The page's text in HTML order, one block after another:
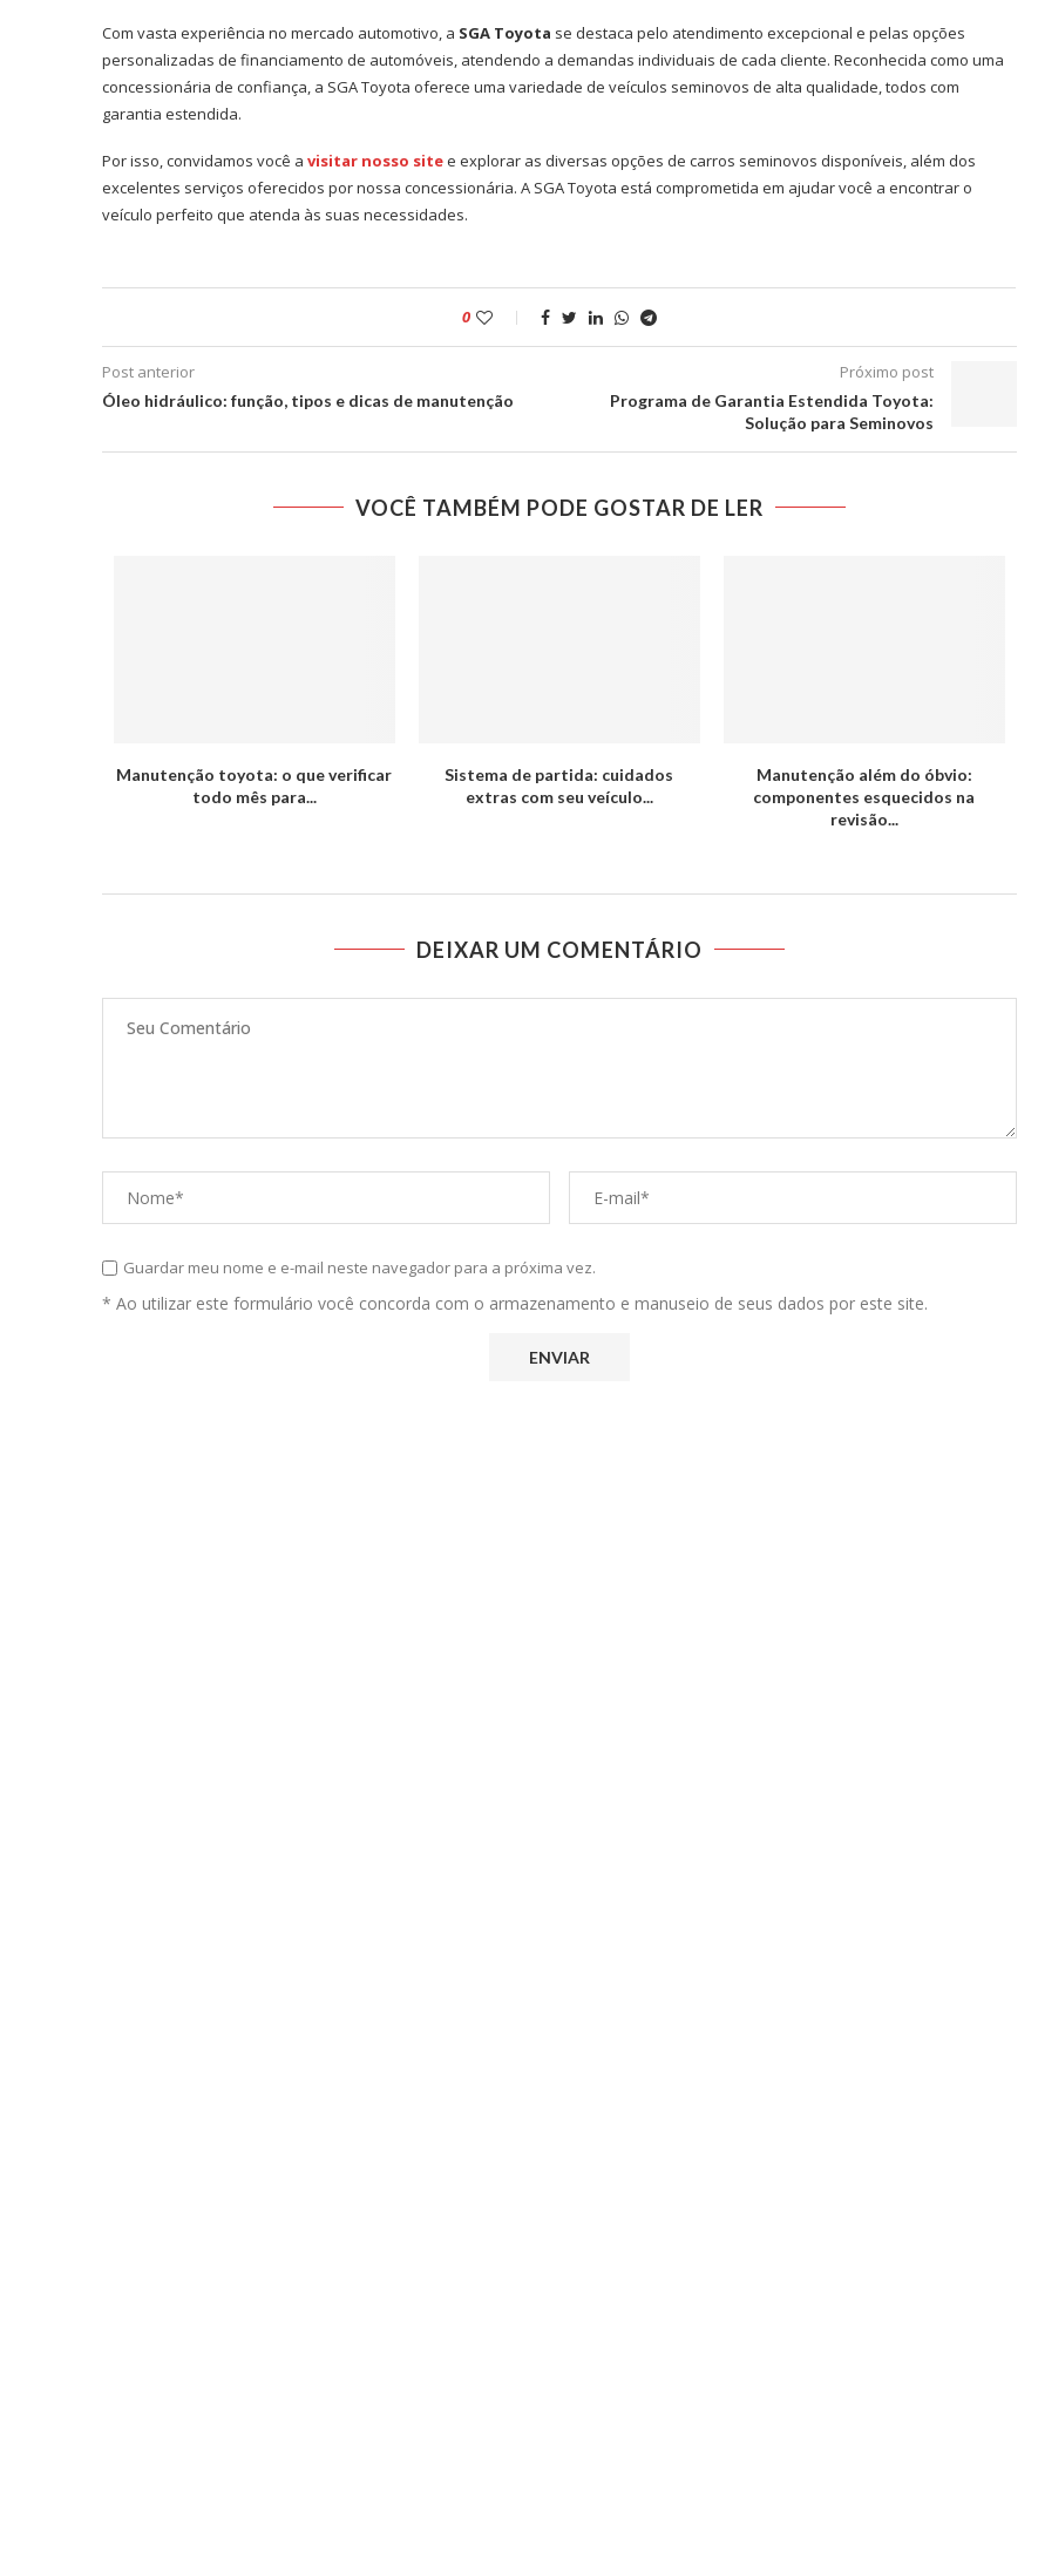
Com vasta experiência no mercado automotivo, a SGA Toyota se destaca pelo atendimento excepcional e pelas opções
personalizadas de financiamento de automóveis, atendendo a demandas individuais de cada cliente. Reconhecida como uma
concessionária de confiança, a SGA Toyota oferece uma variedade de veículos seminovos de alta qualidade, todos com
garantia estendida.
Por isso, convidamos você a visitar nosso sitee explorar as diversas opções de carros seminovos disponíveis, além dos
excelentes serviços oferecidos por nossa concessionária. A SGA Toyota está comprometida em ajudar você a encontrar o
veículo perfeito que atenda às suas necessidades.
0
Post anterior
Óleo hidráulico: função, tipos e dicas de manutenção
Próximo post
Programa de Garantia Estendida Toyota:
Solução para Seminovos
VOCÊ TAMBÉM PODE GOSTAR DE LER
Manutenção toyota: o que verificar
todo mês para...
Sistema de partida: cuidados
extras com seu veículo...
Manutenção além do óbvio:
componentes esquecidos na
revisão...
DEIXAR UM COMENTÁRIO
Guardar meu nome e e-mail neste navegador para a próxima vez.
* Ao utilizar este formulário você concorda com o armazenamento e manuseio de seus dados por este site.